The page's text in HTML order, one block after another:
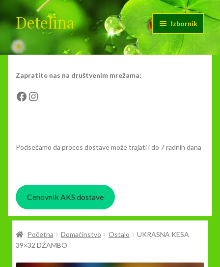
Preskoči
na
navigaciju
Skoči
na
sadržaj
Detelina Izbornik
Početak
Cenovnik dostave
Kontakt
O nama
Plaćanje
Prodavnica
Zapratite nas na društvenim mrežama:
Facebook Instagram
Podsećamo da proces dostave može trajati i do 7 radnih dana
Cenovnik AKS dostave
Početna Domaćinstvo Ostalo
UKRASNA KESA
39×32 DŽAMBO